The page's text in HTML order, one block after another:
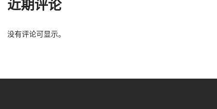
近期评论
没有评论可显示。